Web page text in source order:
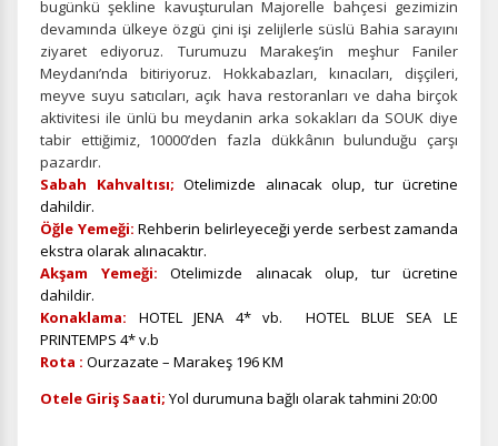
İstatistik Çerezleri
Ziyaretçilerin siteyi nasıl kullandığını anonim olarak
ölçeriz. Hangi sayfaların popüler olduğunu ve
kullanıcıların nerede zorluk yaşadığını anlamamıza
yardımcı olur.
Pazarlama Çerezleri
Size ve ilgi alanlarınıza uygun reklamlar göstermek için
kullanılır. Kapatırsanız reklamları görmeye devam
edersiniz, ancak daha az alakalı olabilirler.
bugünkü şekline kavuşturulan Majorelle bahçesi gezimizin
devamında ülkeye özgü çini işi zelijlerle süslü Bahia sarayını
ziyaret ediyoruz. Turumuzu Marakeş’in meşhur Faniler
Meydanı’nda bitiriyoruz. Hokkabazları, kınacıları, dişçileri,
meyve suyu satıcıları, açık hava restoranları ve daha birçok
aktivitesi ile ünlü bu meydanin arka sokakları da SOUK diye
tabir ettiğimiz, 10000’den fazla dükkânın bulunduğu çarşı
pazardır.
Sabah Kahvaltısı; Otelimizde alınacak olup, tur ücretine
dahildir.
Öğle Yemeği: Rehberin belirleyeceği yerde serbest zamanda
ekstra olarak alınacaktır.
Akşam Yemeği: Otelimizde alınacak olup, tur ücretine
dahildir.
Konaklama: HOTEL JENA 4* vb. HOTEL BLUE SEA LE
PRINTEMPS 4* v.b
Rota : Ourzazate – Marakeş 196 KM
Otele Giriş Saati; Yol durumuna bağlı olarak tahmini 20:00